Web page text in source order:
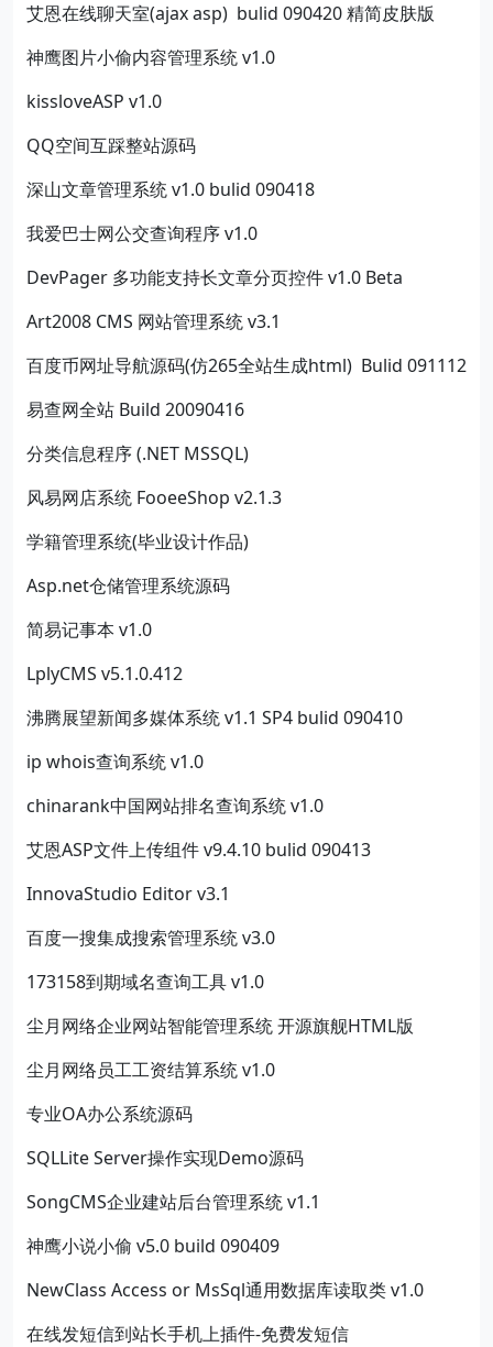
艾恩在线聊天室(ajax asp) bulid 090420 精简皮肤版
神鹰图片小偷内容管理系统 v1.0
kissloveASP v1.0
QQ空间互踩整站源码
深山文章管理系统 v1.0 bulid 090418
我爱巴士网公交查询程序 v1.0
DevPager 多功能支持长文章分页控件 v1.0 Beta
Art2008 CMS 网站管理系统 v3.1
百度币网址导航源码(仿265全站生成html) Bulid 091112
易查网全站 Build 20090416
分类信息程序 (.NET MSSQL)
风易网店系统 FooeeShop v2.1.3
学籍管理系统(毕业设计作品)
Asp.net仓储管理系统源码
简易记事本 v1.0
LplyCMS v5.1.0.412
沸腾展望新闻多媒体系统 v1.1 SP4 bulid 090410
ip whois查询系统 v1.0
chinarank中国网站排名查询系统 v1.0
艾恩ASP文件上传组件 v9.4.10 bulid 090413
InnovaStudio Editor v3.1
百度一搜集成搜索管理系统 v3.0
173158到期域名查询工具 v1.0
尘月网络企业网站智能管理系统 开源旗舰HTML版
尘月网络员工工资结算系统 v1.0
专业OA办公系统源码
SQLLite Server操作实现Demo源码
SongCMS企业建站后台管理系统 v1.1
神鹰小说小偷 v5.0 build 090409
NewClass Access or MsSql通用数据库读取类 v1.0
在线发短信到站长手机上插件-免费发短信